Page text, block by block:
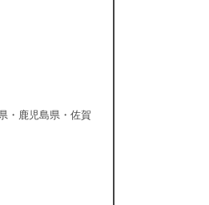
・鹿児島県・佐賀